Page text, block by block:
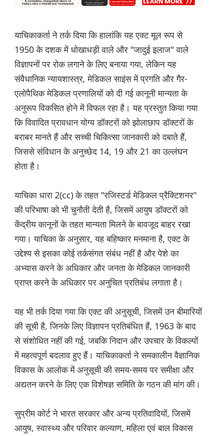
याचिकाकर्ता ने तर्क दिया कि हालांकि यह एक्ट मूल रूप से
1950 के दशक में धोखाधड़ी वाले और "जादुई इलाज" वाले
विज्ञापनों पर रोक लगाने के लिए बनाया गया, लेकिन यह
संवैधानिक न्यायशास्त्र, मेडिकल साइंस में प्रगति और गैर-
एलोपैथिक मेडिकल प्रणालियों को दी गई कानूनी मान्यता के
अनुरूप विकसित होने में विफल रहा है। यह प्रस्तुत किया गया
कि विवादित प्रावधान योग्य डॉक्टरों को झोलाछाप डॉक्टरों के
बराबर मानते हैं और सच्ची चिकित्सा जानकारी को दबाते हैं,
जिससे संविधान के अनुच्छेद 14, 19 और 21 का उल्लंघन
होता है।
याचिका धारा 2(cc) के तहत "रजिस्टर्ड मेडिकल प्रैक्टिशनर"
की परिभाषा को भी चुनौती देती है, जिसमें आयुष डॉक्टरों को
केंद्रीय कानूनों के तहत मान्यता मिलने के बावजूद बाहर रखा
गया। याचिका के अनुसार, यह बहिष्कार मनमाना है, एक्ट के
उद्देश्य से इसका कोई तर्कसंगत संबंध नहीं है और पेशे का
अभ्यास करने के अधिकार और जनता के मेडिकल जानकारी
प्राप्त करने के अधिकार पर अनुचित प्रतिबंध लगाता है।
यह भी तर्क दिया गया कि एक्ट की अनुसूची, जिसमें उन बीमारियों
की सूची है, जिनके लिए विज्ञापन प्रतिबंधित हैं, 1963 के बाद
से संशोधित नहीं की गई, जबकि निदान और उपचार के विकल्पों
में महत्वपूर्ण बदलाव हुए हैं। याचिकाकर्ता ने समकालीन वैज्ञानिक
विकास के आलोक में अनुसूची की समय-समय पर समीक्षा और
अद्यतन करने के लिए एक विशेषज्ञ समिति के गठन की मांग की।
सुप्रीम कोर्ट ने भारत सरकार और अन्य प्रतिवादियों, जिसमें
आयुष, स्वास्थ्य और परिवार कल्याण, महिला एवं बाल विकास